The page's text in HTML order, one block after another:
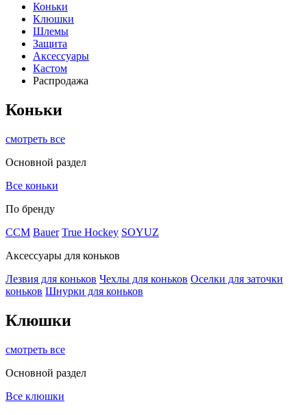
Коньки
Клюшки
Шлемы
Защита
Аксессуары
Кастом
Распродажа
Коньки
смотреть все
Основной раздел
Все коньки
По бренду
ССМ Bauer True Hockey SOYUZ
Аксессуары для коньков
Лезвия для коньков Чехлы для коньков Оселки для заточки
коньков Шнурки для коньков
Клюшки
смотреть все
Основной раздел
Все клюшки